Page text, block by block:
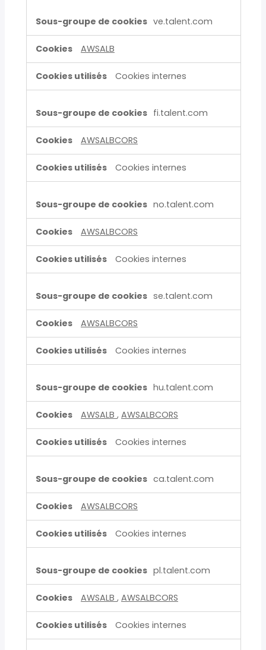
ve.talent.com
AWSALB
Cookies internes
fi.talent.com
AWSALBCORS
Cookies internes
no.talent.com
AWSALBCORS
Cookies internes
se.talent.com
AWSALBCORS
Cookies internes
hu.talent.com
AWSALB , AWSALBCORS
Cookies internes
ca.talent.com
AWSALBCORS
Cookies internes
pl.talent.com
AWSALB , AWSALBCORS
Cookies internes